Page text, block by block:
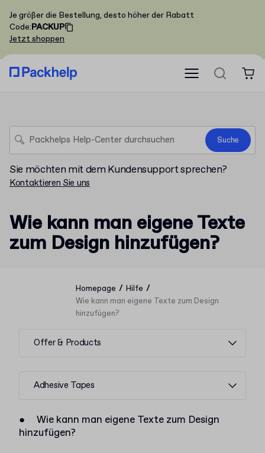
Je größer die Bestellung, desto höher der Rabatt
Code:PACKUP
Jetzt shoppen
Suche
Sie möchten mit dem Kundensupport sprechen?
Kontaktieren Sie uns
Wie kann man eigene Texte
zum Design hinzufügen?
Homepage / Hilfe /
Wie kann man eigene Texte zum Design
hinzufügen?
Offer & Products
Adhesive Tapes
●
Wie kann man eigene Texte zum Design
hinzufügen?